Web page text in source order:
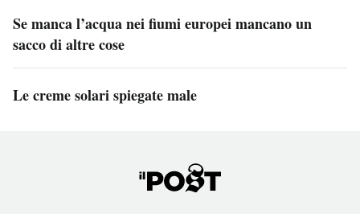
Se manca l’acqua nei fiumi europei mancano un
sacco di altre cose
Le creme solari spiegate male